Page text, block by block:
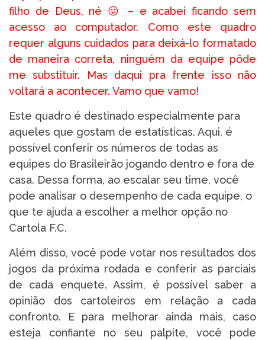
filho de Deus, né 😛 – e acabei ficando sem
acesso ao computador. Como este quadro
requer alguns cuidados para deixá-lo formatado
de maneira correta, ninguém da equipe pôde
me substituir. Mas daqui pra frente isso não
voltará a acontecer. Vamo que vamo!
Este quadro é destinado especialmente para
aqueles que gostam de estatísticas. Aqui, é
possível conferir os números de todas as
equipes do Brasileirão jogando dentro e fora de
casa. Dessa forma, ao escalar seu time, você
pode analisar o desempenho de cada equipe, o
que te ajuda a escolher a melhor opção no
Cartola F.C.
Além disso, você pode votar nos resultados dos
jogos da próxima rodada e conferir as parciais
de cada enquete. Assim, é possível saber a
opinião dos cartoleiros em relação a cada
confronto. E para melhorar ainda mais, caso
esteja confiante no seu palpite, você pode